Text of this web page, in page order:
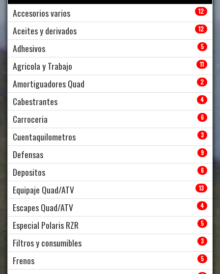
Accesorios varios 12
Aceites y derivados 12
Adhesivos 5
Agricola y Trabajo 11
Amortiguadores Quad 2
Cabestrantes 4
Carroceria 6
Cuentaquilometros 3
Defensas 9
Depositos 6
Equipaje Quad/ATV 13
Escapes Quad/ATV 4
Especial Polaris RZR 5
Filtros y consumibles 3
Frenos 5